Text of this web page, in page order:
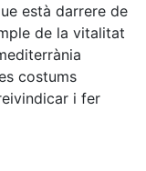
està darrere de
de la vitalitat
costums
i fer